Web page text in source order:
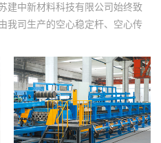
建中新材料科技有限公司始终致
我司生产的空心稳定杆、空心传